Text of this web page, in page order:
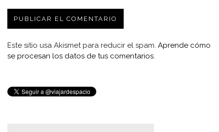
Este sitio usa Akismet para reducir el spam. Aprende cómo
se procesan los datos de tus comentarios.